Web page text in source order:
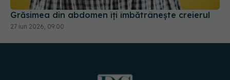
Grăsimea din abdomen îți îmbătrânește creierul
27 iun 2026, 09:00